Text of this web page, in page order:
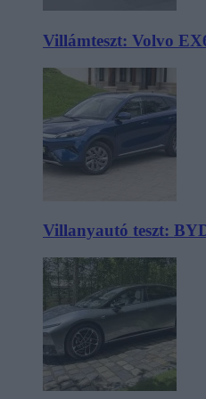
Villámteszt: Volvo
Villanyautó teszt: